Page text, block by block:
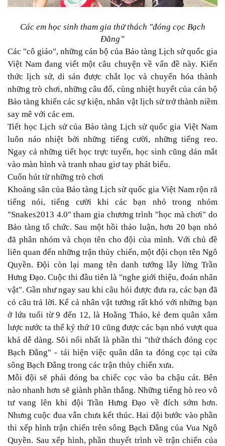
Các em học sinh tham gia thử thách "đóng cọc Bạch
Ðằng”
Các "cô giáo", những cán bộ của Bảo tàng Lịch sử quốc gia
Việt Nam đang viết một câu chuyện về vấn đề này. Kiến
thức lịch sử, di sản được chắt lọc và chuyển hóa thành
những trò chơi, những câu đố, cùng nhiệt huyết của cán bộ
Bảo tàng khiến các sự kiện, nhân vật lịch sử trở thành niềm
say mê với các em.
Tiết học Lịch sử của Bảo tàng Lịch sử quốc gia Việt Nam
luôn náo nhiệt bởi những tiếng cười, những tiếng reo.
Ngay cả những tiết học trực tuyến, học sinh cũng dán mắt
vào màn hình và tranh nhau giơ tay phát biểu.
Cuốn hút từ những trò chơi
Khoảng sân của Bảo tàng Lịch sử quốc gia Việt Nam rộn rã
tiếng nói, tiếng cười khi các bạn nhỏ trong nhóm
"Snakes2013 4.0" tham gia chương trình "học mà chơi" do
Bảo tàng tổ chức. Sau một hồi thảo luận, hơn 20 bạn nhỏ
đã phân nhóm và chọn tên cho đội của mình. Với chủ đề
liên quan đến những trận thủy chiến, một đội chọn tên Ngô
Quyền. Ðội còn lại mang tên danh tướng lẫy lừng Trần
Hưng Ðạo. Cuộc thi đầu tiên là "nghe giới thiệu, đoán nhân
vật". Gần như ngay sau khi câu hỏi được đưa ra, các bạn đã
có câu trả lời. Kể cả nhân vật tưởng rất khó với những bạn
ở lứa tuổi từ 9 đến 12, là Hoằng Tháo, kẻ đem quân xâm
lược nước ta thế kỷ thứ 10 cũng được các bạn nhỏ vượt qua
khá dễ dàng. Sôi nổi nhất là phần thi "thử thách đóng cọc
Bạch Ðằng" - tái hiện việc quân dân ta đóng cọc tại cửa
sông Bạch Ðằng trong các trận thủy chiến xưa.
Mỗi đội sẽ phải đóng ba chiếc cọc vào ba chậu cát. Bên
nào nhanh hơn sẽ giành phần thắng. Những tiếng hò reo vô
tư vang lên khi đội Trần Hưng Ðạo về đích sớm hơn.
Nhưng cuộc đua vẫn chưa kết thúc. Hai đội bước vào phần
thi xếp hình trận chiến trên sông Bạch Ðằng của Vua Ngô
Quyền. Sau xếp hình, phần thuyết trình về trận chiến của